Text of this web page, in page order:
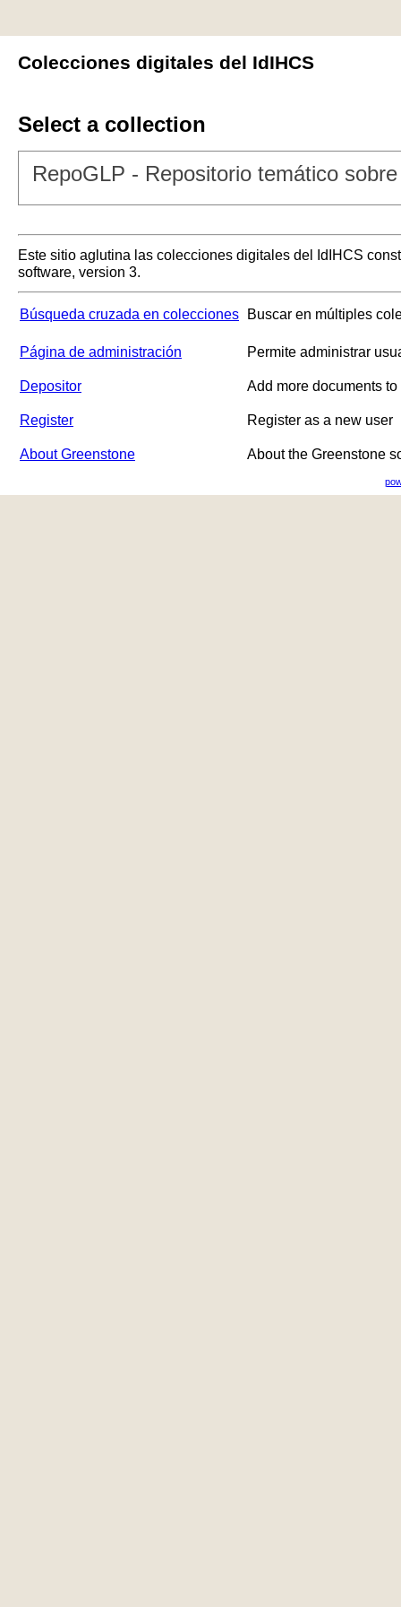
Colecciones digitales del IdIHCS
Select a collection
RepoGLP - Repositorio temático
Este sitio aglutina las colecciones digitales del IdIHCS
software, version 3.
Búsqueda cruzada en colecciones Buscar en múltiples
Página de administración Permite administrar
Depositor Add more documents
Register Register as a new user
About Greenstone About the Greenstone